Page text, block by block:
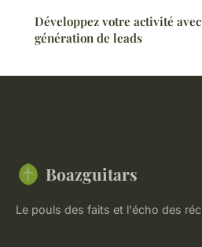
Développez votre activité
génération de leads
Boazguitars
Le pouls des faits et l'écho des